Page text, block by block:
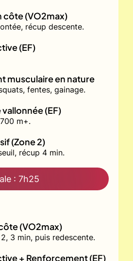
côte (VO2max)
récup descente.
(EF)
musculaire en nature
fentes, gainage.
(EF)
m+.
(Zone 2)
récup 4 min.
: 7h25
(VO2max)
2, 3 min, puis redescente.
+ Renforcement (EF)